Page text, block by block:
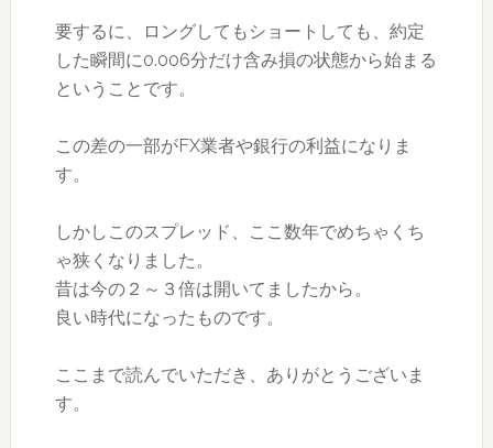
要するに、ロングしてもショートしても、約定
した瞬間に0.006分だけ含み損の状態から始まる
ということです。
この差の一部がFX業者や銀行の利益になりま
す。
しかしこのスプレッド、ここ数年でめちゃくち
ゃ狭くなりました。
昔は今の２～３倍は開いてましたから。
良い時代になったものです。
ここまで読んでいただき、ありがとうございま
す。